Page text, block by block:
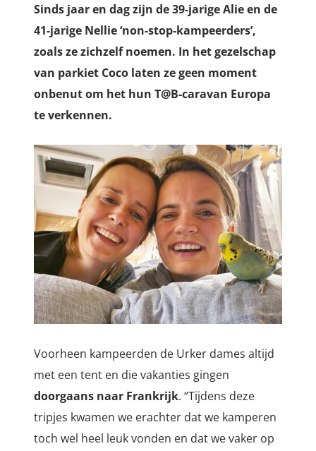
Sinds jaar en dag zijn de 39-jarige Alie en de
41-jarige Nellie ‘non-stop-kampeerders’,
zoals ze zichzelf noemen. In het gezelschap
van parkiet Coco laten ze geen moment
onbenut om het hun T@B-caravan Europa
te verkennen.
Voorheen kampeerden de Urker dames altijd
met een tent en die vakanties gingen
doorgaans naar Frankrijk. “Tijdens deze
tripjes kwamen we erachter dat we kamperen
toch wel heel leuk vonden en dat we vaker op